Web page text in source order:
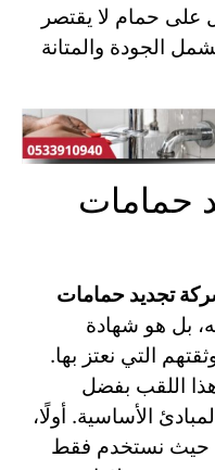
على حمام لا يقتصر
الجودة والمتانة
حمامات
تجديد حمامات
بل هو شهادة
التي نعتز بها.
اللقب بفضل
الأساسية. أولًا،
حيث نستخدم فقط